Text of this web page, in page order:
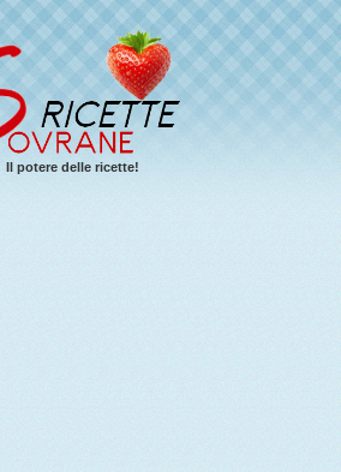
Il potere delle ricette!